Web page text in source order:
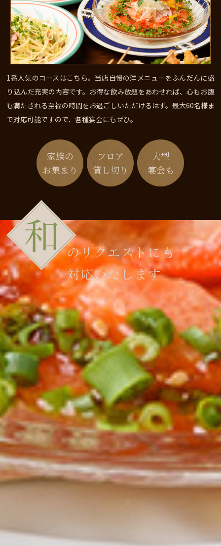
1番人気のコースはこちら。当店自慢の洋メニューをふんだんに盛
り込んだ充実の内容です。お得な飲み放題をあわせれば、心もお腹
も満たされる至福の時間をお過ごしいただけるはず。最大60名様ま
で対応可能ですので、各種宴会にもぜひ。
家族の
お集まり
フロア
貸し切り
大型
宴会も
当店では、洋食を中心にコースを仕立てていますが、ご希望によっ
てはカルパッチョをお刺身盛り合わせに組み替えるなど、お料理の
内容変更も可能です。和の逸品もまたお酒に合うものを豊富にご用
意していますのでぜひ。事前予約の際に、お申し付けください。
24名様以下のご予約は
ネット予約もご利用いただけます。
WEB予約はこちら